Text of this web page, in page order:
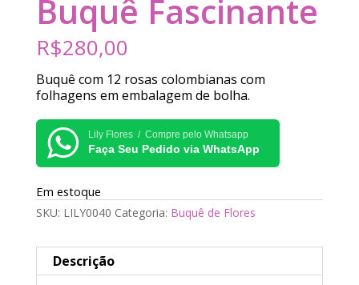
Buquê Fascinante
R$280,00
Buquê com 12 rosas colombianas com
folhagens em embalagem de bolha.
Lily Flores / Compre pelo Whatsapp
Faça Seu Pedido via WhatsApp
Em estoque
SKU: LILY0040 Categoria: Buquê de Flores
Descrição